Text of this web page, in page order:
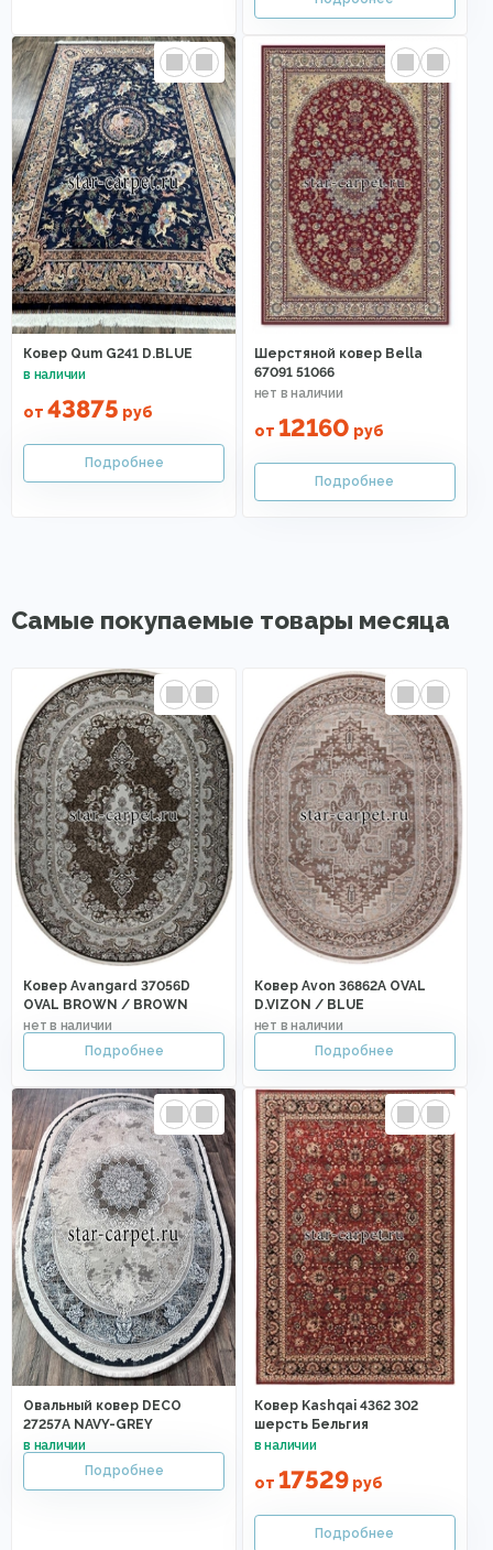
Ковер Qum G241 D.BLUE
от 43875 руб
Шерстяной ковер Bella
67091 51066
от 12160 руб
Самые покупаемые товары месяца
Ковер Avangard 37056D
OVAL BROWN / BROWN
Ковер Avon 36862A OVAL
D.VIZON / BLUE
Овальный ковер DECO
27257A NAVY-GREY
Ковер Kashqai 4362 302
шерсть Бельгия
от 17529руб